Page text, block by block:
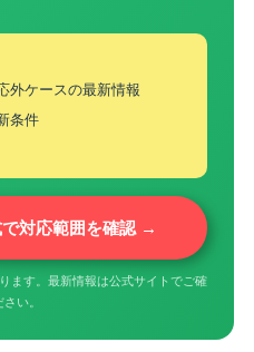
外ケースの最新情報
条件
対応範囲を確認 →
ます。最新情報は公式サイトでご確
い。